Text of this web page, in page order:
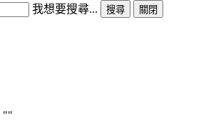
我想要搜尋... 搜尋
關閉